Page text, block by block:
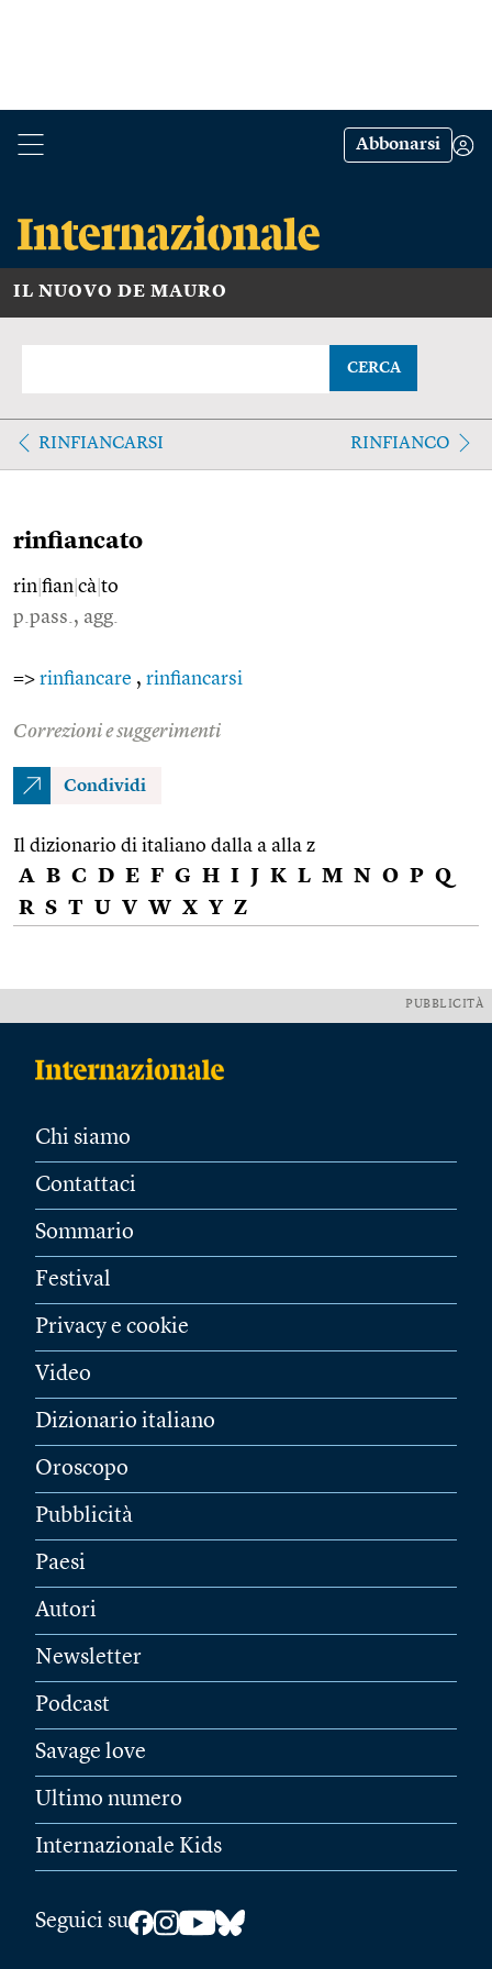
Abbonarsi
IL NUOVO DE MAURO
CERCA
RINFIANCARSI RINFIANCO
rinfiancato
rin fian cà to
p.pass., agg.
=> rinfiancare , rinfiancarsi
Correzioni e suggerimenti
Condividi
Il dizionario di italiano dalla a alla z
A B C D E F G H I J K L M N O P Q
R S T U V W X Y Z
PUBBLICITÀ
Chi siamo
Contattaci
Sommario
Festival
Privacy e cookie
Video
Dizionario italiano
Oroscopo
Pubblicità
Paesi
Autori
Newsletter
Podcast
Savage love
Ultimo numero
Internazionale Kids
Seguici su